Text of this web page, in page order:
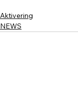
Aktivering
NEWS